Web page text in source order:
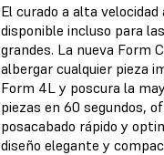
El curado a alta
disponible incluso para
grandes. La nueva Form
albergar cualquier pieza
Form 4L y poscura la
piezas en 60 segundos,
posacabado rápido y
diseño elegante y